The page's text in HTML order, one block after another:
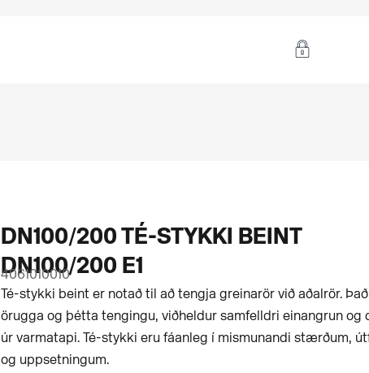
DN100/200 TÉ-STYKKI BEINT
DN100/200 E1
4061010010
Té-stykki beint er notað til að tengja greinarör við aðalrör.
örugga og þétta tengingu, viðheldur samfelldri einangrun og
úr varmatapi. Té-stykki eru fáanleg í mismunandi stærðum,
og uppsetningum.